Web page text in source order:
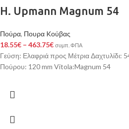
H. Upmann Magnum 54
Πούρα, Πουρα Kούβας
18.55€ – 463.75€ συμπ. ΦΠΑ
Γεύση: Ελαφριά προς Μέτρια Δαχτυλίδι:
Πούρου: 120 mm Vitola:Magnum 54